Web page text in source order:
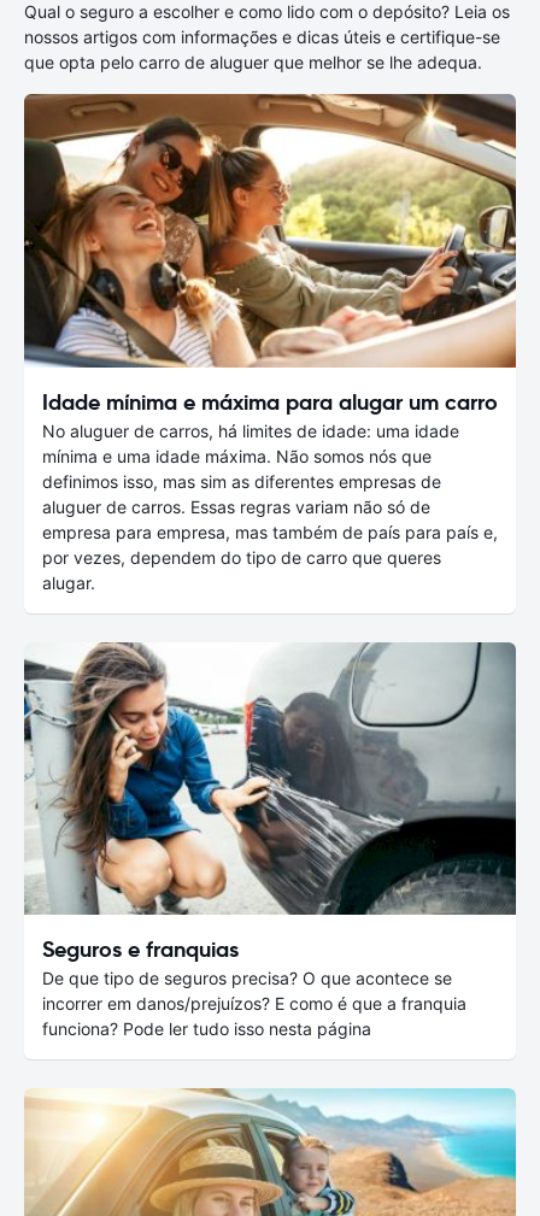
Qual o seguro a escolher e como lido com o depósito? Leia os
nossos artigos com informações e dicas úteis e certifique-se
que opta pelo carro de aluguer que melhor se lhe adequa.
Idade mínima e máxima para alugar um carro
No aluguer de carros, há limites de idade: uma idade
mínima e uma idade máxima. Não somos nós que
definimos isso, mas sim as diferentes empresas de
aluguer de carros. Essas regras variam não só de
empresa para empresa, mas também de país para país e,
por vezes, dependem do tipo de carro que queres
alugar.
Seguros e franquias
De que tipo de seguros precisa? O que acontece se
incorrer em danos/prejuízos? E como é que a franquia
funciona? Pode ler tudo isso nesta página